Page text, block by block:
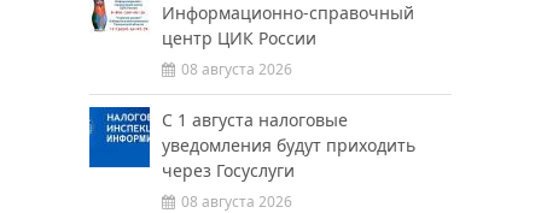
Информационно-справочный
центр ЦИК России
08 августа 2026
С 1 августа налоговые
уведомления будут приходить
через Госуслуги
08 августа 2026